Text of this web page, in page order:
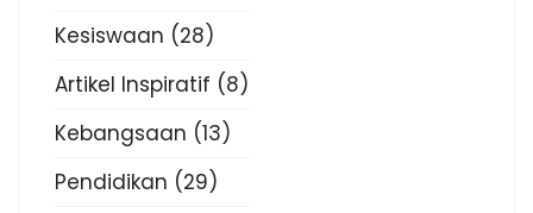
Kesiswaan (28)
Artikel Inspiratif (8)
Kebangsaan (13)
Pendidikan (29)